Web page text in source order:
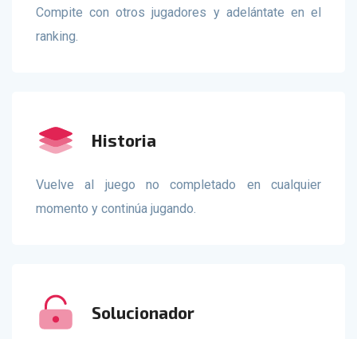
Compite con otros jugadores y adelántate en el
ranking.
Historia
Vuelve al juego no completado en cualquier
momento y continúa jugando.
solucionador